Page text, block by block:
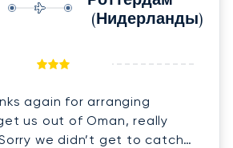
(Нидерланды)
again for arranging
us out of Oman, really
we didn’t get to catch